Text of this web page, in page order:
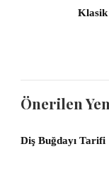
Klasik
Önerilen
Diş Buğdayı Tarifi